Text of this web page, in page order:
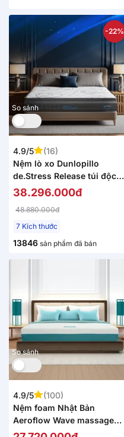
So sánh
-22%
4.9/5
(16)
Nệm lò xo Dunlopillo
de.Stress Release túi độc
lập phân 5 vùng nâng đỡ
38.296.000đ
48.880.000đ
7 Kích thước
13846 sản phẩm đã bán
So sánh
4.9/5
(100)
Nệm foam Nhật Bản
Aeroflow Wave massage
toàn diện dày 20cm